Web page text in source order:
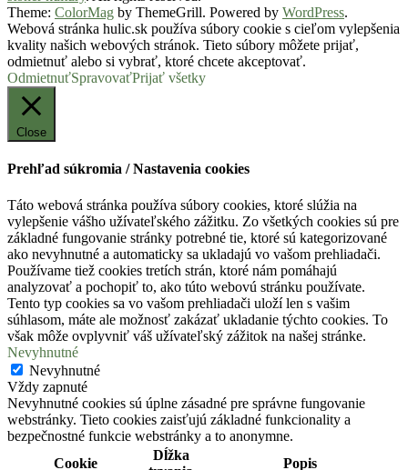
Theme: ColorMag by ThemeGrill. Powered by WordPress.
Webová stránka hulic.sk používa súbory cookie s cieľom vylepšenia
kvality našich webových stránok. Tieto súbory môžete prijať,
odmietnuť alebo si vybrať, ktoré chcete akceptovať.
OdmietnuťSpravovaťPrijať všetky
Close
Prehľad súkromia / Nastavenia cookies
Táto webová stránka používa súbory cookies, ktoré slúžia na
vylepšenie vášho užívateľského zážitku. Zo všetkých cookies sú pre
základné fungovanie stránky potrebné tie, ktoré sú kategorizované
ako nevyhnutné a automaticky sa ukladajú vo vašom prehliadači.
Používame tiež cookies tretích strán, ktoré nám pomáhajú
analyzovať a pochopiť to, ako túto webovú stránku používate.
Tento typ cookies sa vo vašom prehliadači uloží len s vašim
súhlasom, máte ale možnosť zakázať ukladanie týchto cookies. To
však môže ovplyvniť váš užívateľský zážitok na našej stránke.
Nevyhnutné
Nevyhnutné
Vždy zapnuté
Nevyhnutné cookies sú úplne zásadné pre správne fungovanie
webstránky. Tieto cookies zaisťujú základné funkcionality a
bezpečnostné funkcie webstránky a to anonymne.
Cookie
Dĺžka
Popis